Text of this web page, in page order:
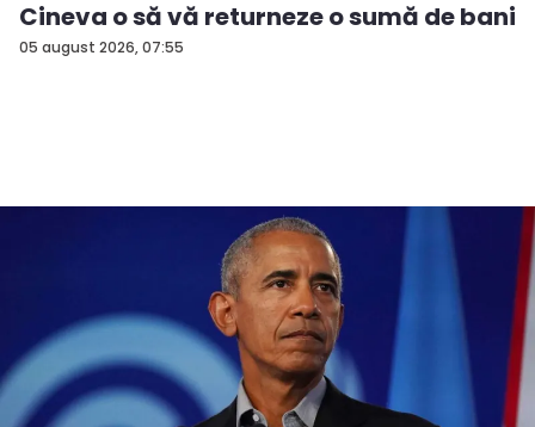
05 august 2026, 07:55
Cineva o să vă returneze o sumă de bani